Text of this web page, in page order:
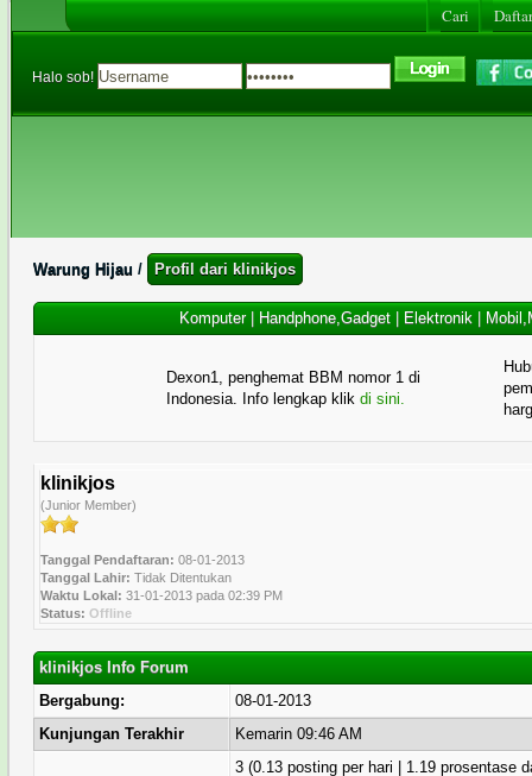
Cari
Halo sob!
Warung Hijau / Profil dari klinikjos
Komputer| Handphone,Gadget| Elektronik|
Dexon1, penghemat BBM nomor 1 di
Indonesia. Info lengkap klik di sini.
klinikjos
(Junior Member)
Tanggal Pendaftaran: 08-01-2013
Tanggal Lahir: Tidak Ditentukan
Waktu Lokal: 31-01-2013 pada 02:39 PM
Status: Offline
klinikjos Info Forum
Bergabung:
08-01-2013
Kunjungan Terakhir
Kemarin 09:46 AM
3 (0.13 posting per hari | 1.19 prosentase